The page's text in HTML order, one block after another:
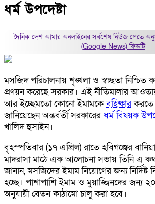
ধর্ম উপদেষ্টা
দৈনিক দেশ আমার অনলাইনের সর্বশেষ নিউজ পেতে
(Google News)ফিডটি
মসজিদ পরিচালনায় শৃঙ্খলা ও স্বচ্ছতা নিশ্চিত
প্রণয়ন করেছে সরকার। এই নীতিমালার
আর ইচ্ছেমতো কোনো ইমামকেবহিষ্কারকরতে
জানিয়েছেন অন্তর্বর্তী সরকারের ধর্ম বিষয়ক
খালিদ হুসাইন।
বৃহস্পতিবার (১৭ এপ্রিল) রাতে হবিগঞ্জের
মাদরাসা মাঠে এক আলোচনা সভায় তিনি এ
জানান, মসজিদের ইমাম নিয়োগের জন্য নির্দিষ্ট
হচ্ছে। পাশাপাশি ইমাম ও মুয়াজ্জিনদের জন্য
অনুযায়ী বেতন কাঠামো চালু করা হবে।